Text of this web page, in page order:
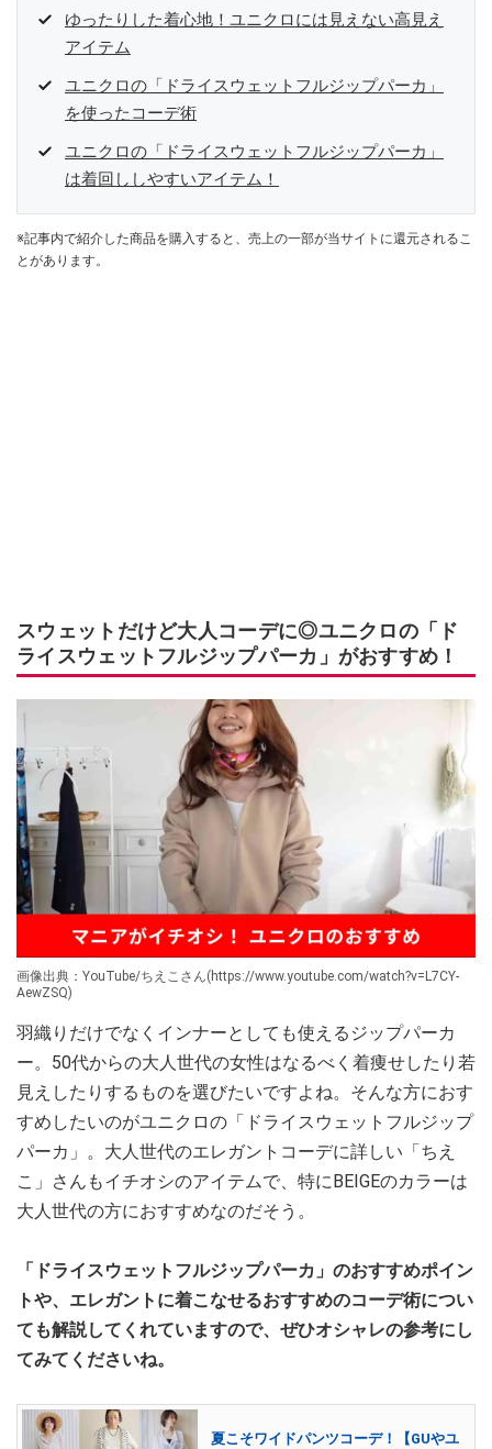
ゆったりした着心地！ユニクロには見えない高見え
アイテム
ユニクロの「ドライスウェットフルジップパーカ」
を使ったコーデ術
ユニクロの「ドライスウェットフルジップパーカ」
は着回ししやすいアイテム！
※記事内で紹介した商品を購入すると、売上の一部が当サイトに還元されるこ
とがあります。
スウェットだけど大人コーデに◎ユニクロの「ド
ライスウェットフルジップパーカ」がおすすめ！
画像出典：YouTube/ちえこさん(https://www.youtube.com/watch?v=L7CY-
AewZSQ)
羽織りだけでなくインナーとしても使えるジップパーカ
ー。50代からの大人世代の女性はなるべく着痩せしたり若
見えしたりするものを選びたいですよね。そんな方におす
すめしたいのがユニクロの「ドライスウェットフルジップ
パーカ」。大人世代のエレガントコーデに詳しい「ちえ
こ」さんもイチオシのアイテムで、特にBEIGEのカラーは
大人世代の方におすすめなのだそう。
「ドライスウェットフルジップパーカ」のおすすめポイン
トや、エレガントに着こなせるおすすめのコーデ術につい
ても解説してくれていますので、ぜひオシャレの参考にし
てみてくださいね。
夏こそワイドパンツコーデ！【GUやユ